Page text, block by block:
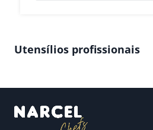
Utensílios profissionais